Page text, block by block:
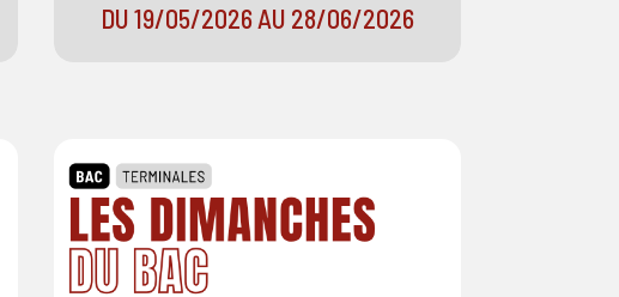
DU 19/05/2026 AU 28/06/2026